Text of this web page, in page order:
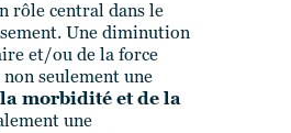
rôle central dans le
Une diminution
et/ou de la force
seulement une
morbidité et de la
une